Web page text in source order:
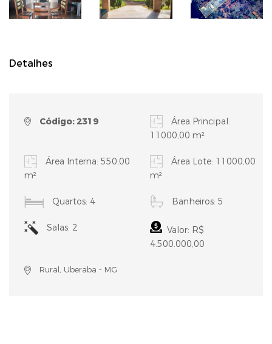
Detalhes
Código: 2319
Área Principal:
11000,00 m²
Área Interna: 550,00
m²
Área Lote: 11000,00
m²
Quartos: 4 Banheiros: 5
Salas: 2
Valor: R$
4.500.000,00
Rural, Uberaba - MG